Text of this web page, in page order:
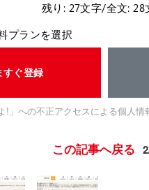
残り: 27文字/全文: 28
プランを選択
すぐ登録
」への不正アクセスによる個人情
この記事へ戻る